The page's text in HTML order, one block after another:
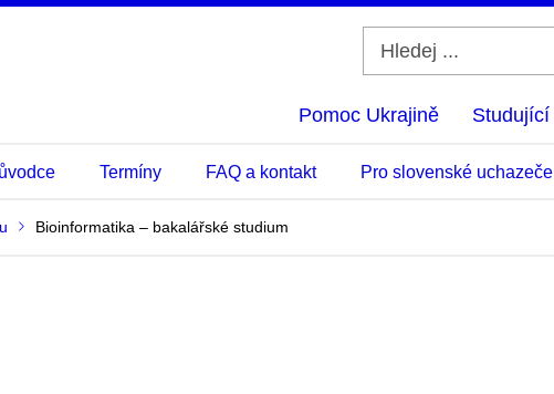
Pomoc Ukrajině Studující
Termíny FAQ a kontakt Pro slovenské uchazeče
Bioinformatika – bakalářské studium